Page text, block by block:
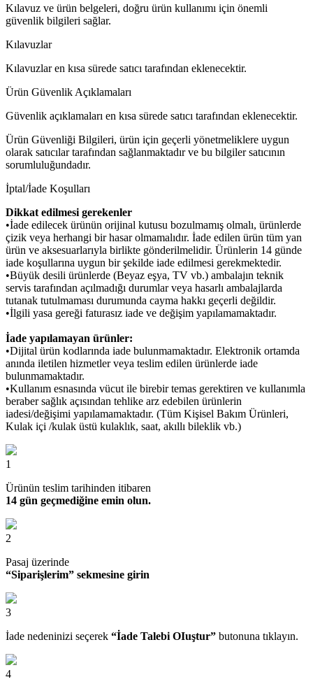
Kılavuz ve ürün belgeleri, doğru ürün kullanımı için önemli
güvenlik bilgileri sağlar.
Kılavuzlar
Kılavuzlar en kısa sürede satıcı tarafından eklenecektir.
Ürün Güvenlik Açıklamaları
Güvenlik açıklamaları en kısa sürede satıcı tarafından eklenecektir.
Ürün Güvenliği Bilgileri, ürün için geçerli yönetmeliklere uygun
olarak satıcılar tarafından sağlanmaktadır ve bu bilgiler satıcının
sorumluluğundadır.
İptal/İade Koşulları
Dikkat edilmesi gerekenler
•İade edilecek ürünün orijinal kutusu bozulmamış olmalı, ürünlerde
çizik veya herhangi bir hasar olmamalıdır. İade edilen ürün tüm yan
ürün ve aksesuarlarıyla birlikte gönderilmelidir. Ürünlerin 14 günde
iade koşullarına uygun bir şekilde iade edilmesi gerekmektedir.
•Büyük desili ürünlerde (Beyaz eşya, TV vb.) ambalajın teknik
servis tarafından açılmadığı durumlar veya hasarlı ambalajlarda
tutanak tutulmaması durumunda cayma hakkı geçerli değildir.
•İlgili yasa gereği faturasız iade ve değişim yapılamamaktadır.
İade yapılamayan ürünler:
•Dijital ürün kodlarında iade bulunmamaktadır. Elektronik ortamda
anında iletilen hizmetler veya teslim edilen ürünlerde iade
bulunmamaktadır.
•Kullanım esnasında vücut ile birebir temas gerektiren ve kullanımla
beraber sağlık açısından tehlike arz edebilen ürünlerin
iadesi/değişimi yapılamamaktadır. (Tüm Kişisel Bakım Ürünleri,
Kulak içi /kulak üstü kulaklık, saat, akıllı bileklik vb.)
1
Ürünün teslim tarihinden itibaren
14 gün geçmediğine emin olun.
2
Pasaj üzerinde
“Siparişlerim” sekmesine girin
3
İade nedeninizi seçerek “İade Talebi OIuştur” butonuna tıklayın.
4